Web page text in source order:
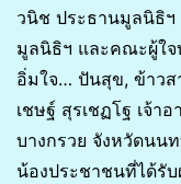
วนิช ประธานมูลนิธิฯ
มูลนิธิฯ และคณะผู้ใ
อิ่มใจ… ปันสุข, ข้าวส
เชษฐ์ สุรเชฏโฐ เจ้า
บางกรวย จังหวัดนน
น้องประชาชนที่ได้รั